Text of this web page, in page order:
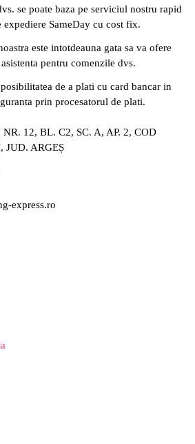
se poate baza pe serviciul nostru rapid
expediere SameDay cu cost fix.
este intotdeauna gata sa va ofere
asistenta pentru comenzile dvs.
de a plati cu card bancar in
prin procesatorul de plati.
12, BL. C2, SC. A, AP. 2, COD
JUD. ARGEȘ
express.ro